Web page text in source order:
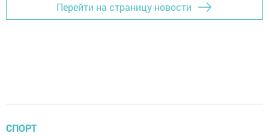
Перейти на страницу новости
СПОРТ